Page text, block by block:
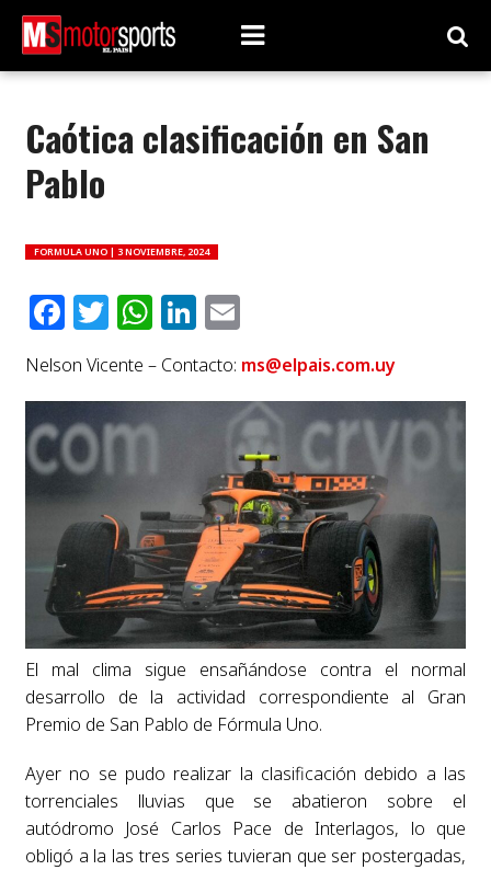
Caótica clasificación en San
Pablo
FORMULA UNO | 3 NOVIEMBRE, 2024
Facebook
Twitter
WhatsApp
LinkedIn
Email
Nelson Vicente – Contacto: ms@elpais.com.uy
El mal clima sigue ensañándose contra el normal
desarrollo de la actividad correspondiente al Gran
Premio de San Pablo de Fórmula Uno.
Ayer no se pudo realizar la clasificación debido a las
torrenciales lluvias que se abatieron sobre el
autódromo José Carlos Pace de Interlagos, lo que
obligó a la las tres series tuvieran que ser postergadas,